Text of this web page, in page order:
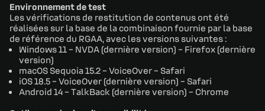
Environnement de test
Les vérifications de restitution de contenus ont été
réalisées sur la base de la combinaison fournie par la base
de référence du RGAA, avec les versions suivantes :
Windows 11 – NVDA (dernière version) – Firefox (dernière
version)
macOS Sequoia 15.2 – VoiceOver – Safari
iOS 18.5 – VoiceOver (dernière version) – Safari
Android 14 – TalkBack (dernière version) – Chrome